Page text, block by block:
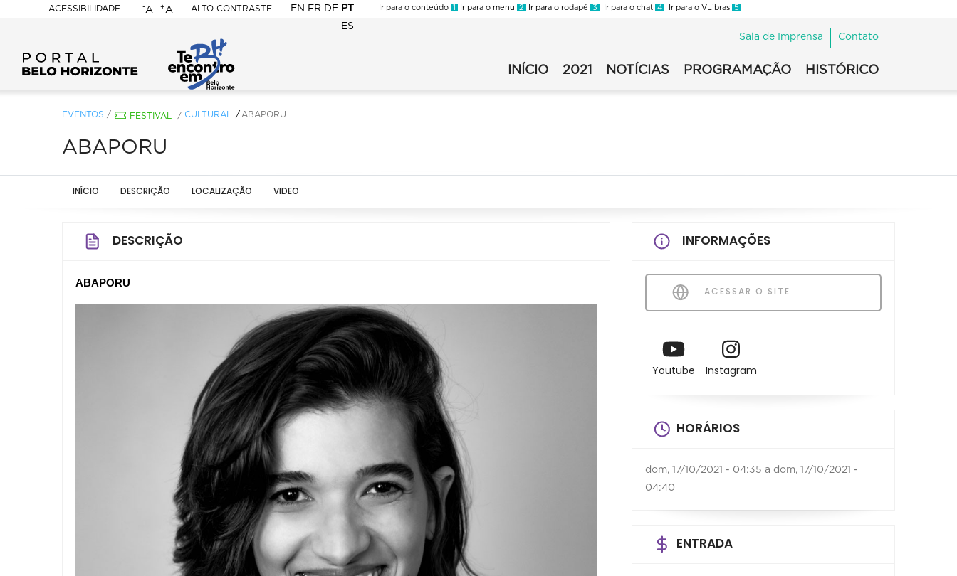
ACESSIBILIDADE
BELO
HORIZONTE
-A +A ALTO CONTRASTE EN FR DE PT
ES
Ir para o conteúdo 1 Ir para o menu 2 Ir para o rodapé 3 Ir para o chat 4 Ir para o VLibras 5
Sala de Imprensa Contato
INÍCIO 2021 NOTÍCIAS PROGRAMAÇÃO HISTÓRICO
EVENTOS / FESTIVAL / CULTURAL ABAPORU
ABAPORU
INÍCIO DESCRIÇÃO LOCALIZAÇÃO VIDEO
DESCRIÇÃO
ABAPORU
INFORMAÇÕES
ACESSAR O SITE
Youtube Instagram
HORÁRIOS
dom, 17/10/2021 - 04:35 a dom, 17/10/2021 -
04:40
ENTRADA